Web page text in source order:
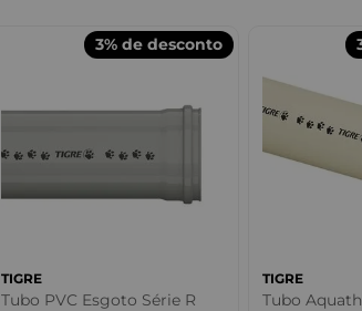
3% de desconto
TIGRE
Tubo PVC Esgoto Série R
TIGRE
Tubo